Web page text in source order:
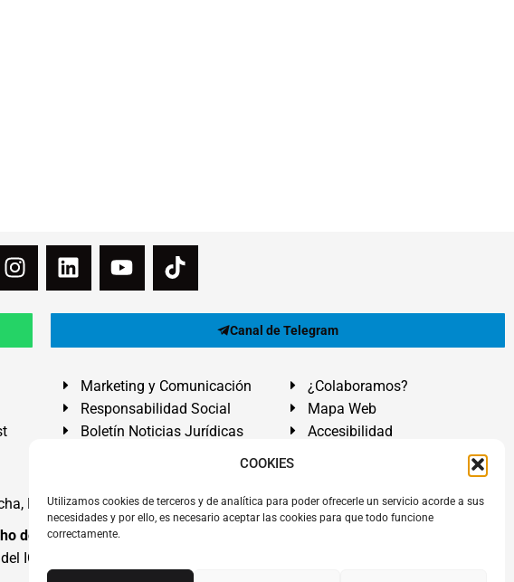
COOKIES
Utilizamos cookies de terceros y de analítica para poder ofrecerle un servicio acorde a sus
necesidades y por ello, es necesario aceptar las cookies para que todo funcione
correctamente.
Canal de Telegram
Marketing y Comunicación
Responsabilidad Social
Boletín Noticias Jurídicas
¿Colaboramos?
Mapa Web
Accesibilidad
El Médano, Granadilla de Abona, Santa Cruz de Tenerife. Islas Canarias.
de Abogados El Médano
ICATF.